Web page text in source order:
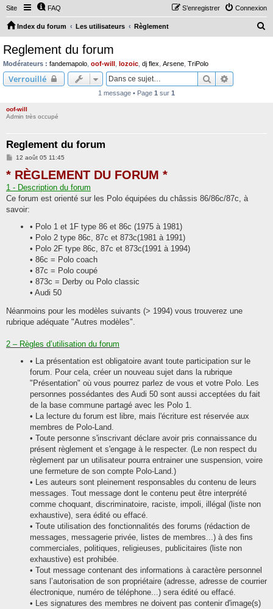
Site FAQ Connexion
S’enregistrer
Index du forum Les utilisateurs Règlement
Reglement du forum
Modérateurs : fandemapolo oof-will lozoic dj flex Arsene TriPolo
Verrouillé Rechercher
1 message • Page 1 sur 1
oof-will
Admin très occupé
Reglement du forum
M
s
s
g
e
12 août 05 11:45
* RÈGLEMENT DU FORUM *
1 - Description du forum
Ce forum est orienté sur les Polo équipées du châssis 86/86c/87c, à
savoir:
• Polo 1 et 1F type 86 et 86c (1975 à 1981)
• Polo 2 type 86c, 87c et 873c(1981 à 1991)
• Polo 2F type 86c, 87c et 873c(1991 à 1994)
• 86c = Polo coach
• 87c = Polo coupé
• 873c = Derby ou Polo classic
• Audi 50
Néanmoins pour les modèles suivants (> 1994) vous trouverez une
rubrique adéquate "Autres modèles".
2 – Règles d’utilisation du forum
• La présentation est obligatoire avant toute participation sur le
forum. Pour cela, créer un nouveau sujet dans la rubrique
"Présentation" où vous pourrez parlez de vous et votre Polo. Les
personnes possédantes des Audi 50 sont aussi acceptées du fait
de la base commune partagé avec les Polo 1.
• La lecture du forum est libre, mais l'écriture est réservée aux
membres de Polo-Land.
• Toute personne s'inscrivant déclare avoir pris connaissance du
présent règlement et s'engage à le respecter. (Le non respect du
règlement par un utilisateur pourra entrainer une suspension, voire
une fermeture de son compte Polo-Land.)
• Les auteurs sont pleinement responsables du contenu de leurs
messages. Tout message dont le contenu peut être interprété
comme choquant, discriminatoire, raciste, impoli, illégal (liste non
exhaustive), sera édité ou effacé.
• Toute utilisation des fonctionnalités des forums (rédaction de
messages, messagerie privée, listes de membres...) à des fins
commerciales, politiques, religieuses, publicitaires (liste non
exhaustive) est prohibée.
• Tout message contenant des informations à caractère personnel
sans l’autorisation de son propriétaire (adresse, adresse de courrier
électronique, numéro de téléphone...) sera édité ou effacé.
• Les signatures des membres ne doivent pas contenir d'image(s)